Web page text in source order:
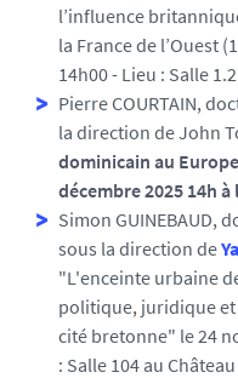
l’influence
la France de l’Ouest
14h00 - Lieu : Salle
Pierre COURTAIN,
la direction de John
dominicain au
décembre 2025 14h
Simon GUINEBAUD,
sous la direction de
"L'enceinte urbaine
politique, juridique
cité bretonne" le 24
: Salle 104 au